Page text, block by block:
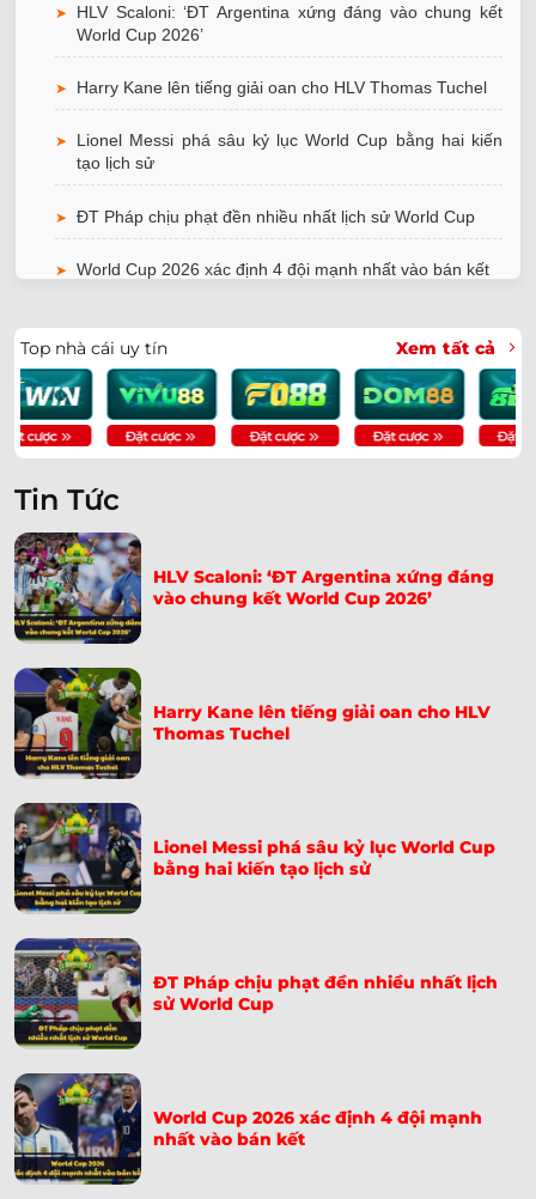
➤
HLV Scaloni: ‘ĐT Argentina xứng đáng vào chung kết
World Cup 2026’
➤ Harry Kane lên tiếng giải oan cho HLV Thomas Tuchel
➤
Lionel Messi phá sâu kỷ lục World Cup bằng hai kiến
tạo lịch sử
➤ ĐT Pháp chịu phạt đền nhiều nhất lịch sử World Cup
➤ World Cup 2026 xác định 4 đội mạnh nhất vào bán kết
Cristiano Ronaldo được bênh vực sau thất bại trước
Tây Ban Nha
ĐT Anh nhận tin dữ sau chiến thắng trước Mexico
➤ ĐT Pháp đại thắng Na Uy nhờ hat-trick của Dembele
➤ Fan Trăm Tuổi Xuất Hiện Vì Messi | Cụ Bà Pauline
Kana
➤ Iran Tố Chịu Nhiều Bất Công, Gửi Đơn Lên FIFA Khẩn
➤ Paraguay Tiễn Thổ Nhĩ Kỳ Về Nước – Bàn Thắng Giây
65
Soi Kèo Na Uy Vs Senegal 07h00 Ngày 23/06: Nhận
Định World Cup 2026
➤ Soi Kèo Pháp Vs Iraq 04h00 Ngày 23/06: Dự Đoán Tỷ
Số
➤ Soi Kèo Argentina Vs Áo 00h00 Ngày 23/06: Dự Đoán
Tỷ Số
➤ Khoảnh Khắc Cầu Thủ Canada Gãy Chân Trên Sân –
Ismaël Koné
➤ Soi Kèo Tây Ban Nha Vs Saudi Arabia 23h00 Ngày
21/06: Chốt Kèo
➤ Hàn Quốc Bị Drone Trinh Thám Tại World Cup 2026:
Quân Đội Can Thiệp
Top nhà cái uy tín Xem tất cả
Tin Tức
HLV Scaloni: ‘ĐT Argentina xứng đáng
vào chung kết World Cup 2026’
Harry Kane lên tiếng giải oan cho HLV
Thomas Tuchel
Lionel Messi phá sâu kỷ lục World Cup
bằng hai kiến tạo lịch sử
ĐT Pháp chịu phạt đền nhiều nhất lịch
sử World Cup
World Cup 2026 xác định 4 đội mạnh
nhất vào bán kết